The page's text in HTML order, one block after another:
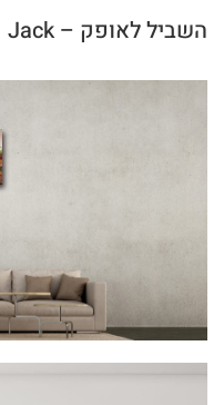
השביל לאופק – Jack